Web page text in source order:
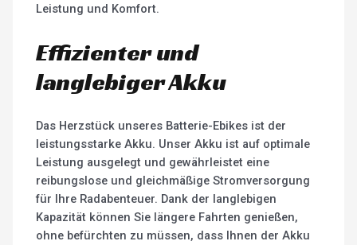
Leistung und Komfort.
Effizienter und
langlebiger Akku
Das Herzstück unseres Batterie-Ebikes ist der
leistungsstarke Akku. Unser Akku ist auf optimale
Leistung ausgelegt und gewährleistet eine
reibungslose und gleichmäßige Stromversorgung
für Ihre Radabenteuer. Dank der langlebigen
Kapazität können Sie längere Fahrten genießen,
ohne befürchten zu müssen, dass Ihnen der Akku